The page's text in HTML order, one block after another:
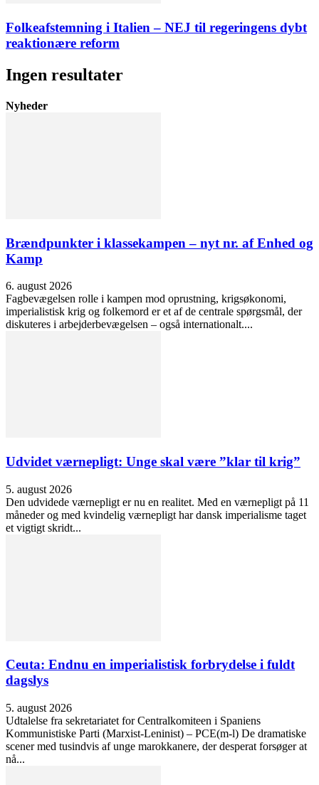
Folkeafstemning i Italien – NEJ til regeringens dybt
reaktionære reform
Ingen resultater
Nyheder
Brændpunkter i klassekampen – nyt nr. af Enhed og
Kamp
6. august 2026
Fagbevægelsen rolle i kampen mod oprustning, krigsøkonomi,
imperialistisk krig og folkemord er et af de centrale spørgsmål, der
diskuteres i arbejderbevægelsen – også internationalt....
Udvidet værnepligt: Unge skal være ”klar til krig”
5. august 2026
Den udvidede værnepligt er nu en realitet. Med en værnepligt på 11
måneder og med kvindelig værnepligt har dansk imperialisme taget
et vigtigt skridt...
Ceuta: Endnu en imperialistisk forbrydelse i fuldt
dagslys
5. august 2026
Udtalelse fra sekretariatet for Centralkomiteen i Spaniens
Kommunistiske Parti (Marxist-Leninist) – PCE(m-l) De dramatiske
scener med tusindvis af unge marokkanere, der desperat forsøger at
nå...